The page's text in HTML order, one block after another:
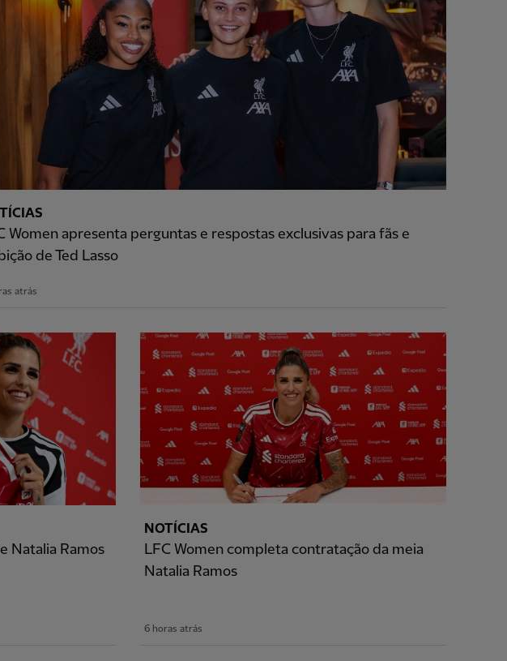
Women apresenta perguntas e respostas exclusivas para fãs e
de Ted Lasso
atrás
Natalia Ramos
NOTÍCIAS
LFC Women completa contratação da meia
Natalia Ramos
6 horas atrás